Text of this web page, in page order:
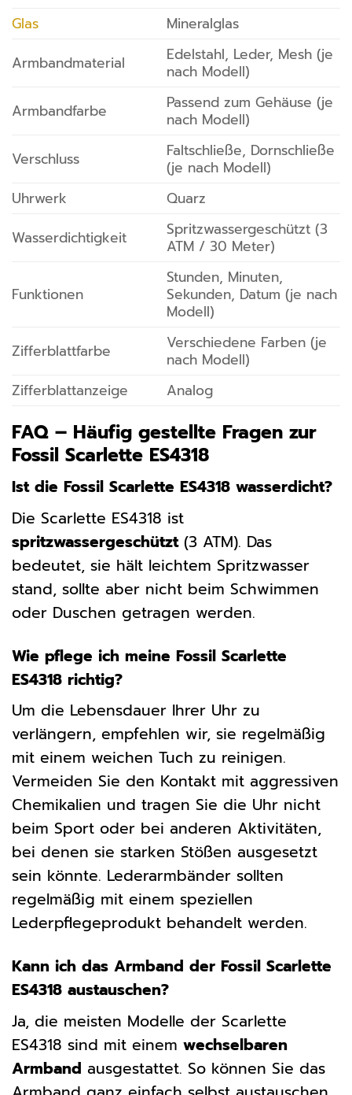
Glas
Mineralglas
Armbandmaterial
Edelstahl, Leder, Mesh (je
nach Modell)
Armbandfarbe
Passend zum Gehäuse (je
nach Modell)
Verschluss
Faltschließe, Dornschließe
(je nach Modell)
Uhrwerk
Quarz
Wasserdichtigkeit
Spritzwassergeschützt (3
ATM / 30 Meter)
Funktionen
Stunden, Minuten,
Sekunden, Datum (je nach
Modell)
Zifferblattfarbe
Verschiedene Farben (je
nach Modell)
Zifferblattanzeige
Analog
FAQ – Häufig gestellte Fragen zur
Fossil Scarlette ES4318
Ist die Fossil Scarlette ES4318 wasserdicht?
Die Scarlette ES4318 ist
spritzwassergeschützt(3 ATM). Das
bedeutet, sie hält leichtem Spritzwasser
stand, sollte aber nicht beim Schwimmen
oder Duschen getragen werden.
Wie pflege ich meine Fossil Scarlette
ES4318 richtig?
Um die Lebensdauer Ihrer Uhr zu
verlängern, empfehlen wir, sie regelmäßig
mit einem weichen Tuch zu reinigen.
Vermeiden Sie den Kontakt mit aggressiven
Chemikalien und tragen Sie die Uhr nicht
beim Sport oder bei anderen Aktivitäten,
bei denen sie starken Stößen ausgesetzt
sein könnte. Lederarmbänder sollten
regelmäßig mit einem speziellen
Lederpflegeprodukt behandelt werden.
Kann ich das Armband der Fossil Scarlette
ES4318 austauschen?
Ja, die meisten Modelle der Scarlette
ES4318 sind mit einem wechselbaren
Armband ausgestattet. So können Sie das